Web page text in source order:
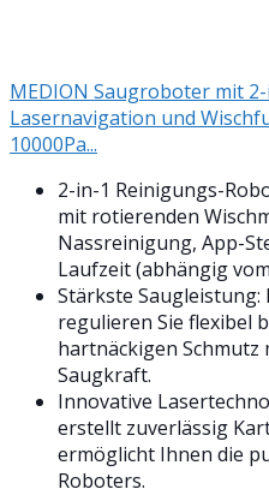
MEDION Saugroboter mit
Lasernavigation und
10000Pa...
2-in-1 Reinigungs-
mit rotierenden
Nassreinigung, App-
Laufzeit (abhängig
Stärkste Saugleistung:
regulieren Sie flexibel
hartnäckigen Schmutz
Saugkraft.
Innovative
erstellt zuverlässig
ermöglicht Ihnen die
Roboters.